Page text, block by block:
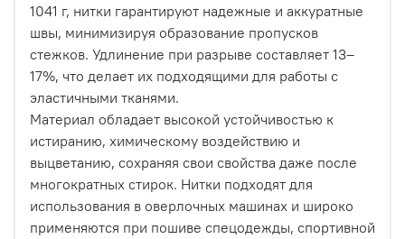
1041 г, нитки гарантируют надежные и аккуратные
швы, минимизируя образование пропусков
стежков. Удлинение при разрыве составляет 13–
17%, что делает их подходящими для работы с
эластичными тканями.
Материал обладает высокой устойчивостью к
истиранию, химическому воздействию и
выцветанию, сохраняя свои свойства даже после
многократных стирок. Нитки подходят для
использования в оверлочных машинах и широко
применяются при пошиве спецодежды, спортивной